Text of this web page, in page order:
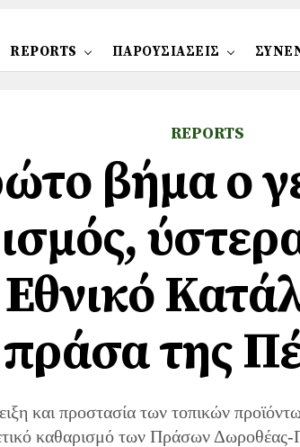
REPORTS ΠΑΡΟΥΣΙΑΣΕΙΣ
REPORTS
βήμα ο
πράσα της
και προστασία των τοπικών
καθαρισμό των Πράσων Δωροθέας-